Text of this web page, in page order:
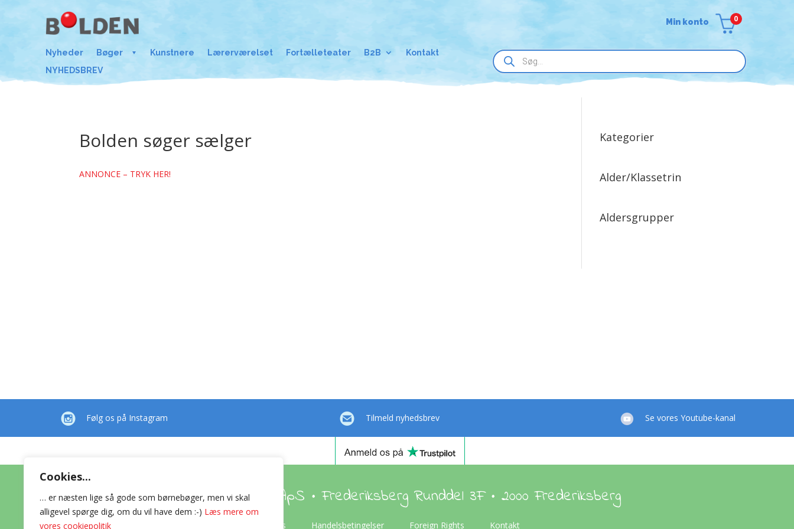
Cookies...
… er næsten lige så gode som børnebøger, men vi skal
alligevel spørge dig, om du vil have dem :-) Læs mere om
vores cookiepolitik
Nyheder Bøger Kunstnere Lærerværelset Fortælleteater B2B
Kontakt
NYHEDSBREV
Min konto 0
Products
search
Bolden søger sælger
ANNONCE – TRYK HER!
Kategorier
Alder/Klassetrin
Aldersgrupper
Følg os på Instagram Tilmeld nyhedsbrev Se vores Youtube-kanal
Forlaget Bolden ApS • Frederiksberg Runddel 3F • 2000 Frederiksberg
Om os Handelsbetingelser Foreign Rights Kontakt